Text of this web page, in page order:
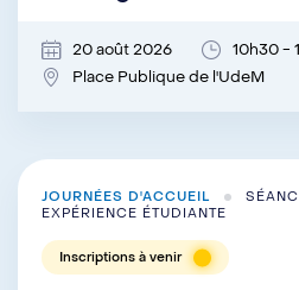
20 août 2026
10h30 -
Place Publique de l'UdeM
JOURNÉES D'ACCUEIL
EXPÉRIENCE ÉTUDIANTE
Inscriptions à venir